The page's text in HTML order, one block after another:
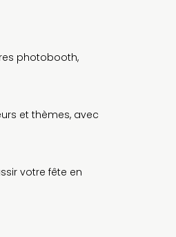
photobooth,
et thèmes, avec
votre fête en